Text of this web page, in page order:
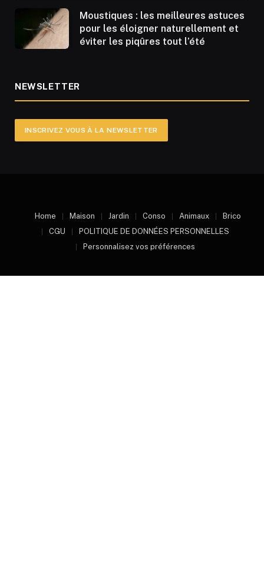
Moustiques : les meilleures astuces
pour les éloigner naturellement et
éviter les piqûres tout l’été
NEWSLETTER
INSCRIVEZ VOUS À LA NEWSLETTER
Home Maison Jardin Conso Animaux
Brico
CGU
POLITIQUE DE DONNÉES PERSONNELLES
Personnalisez vos préférences